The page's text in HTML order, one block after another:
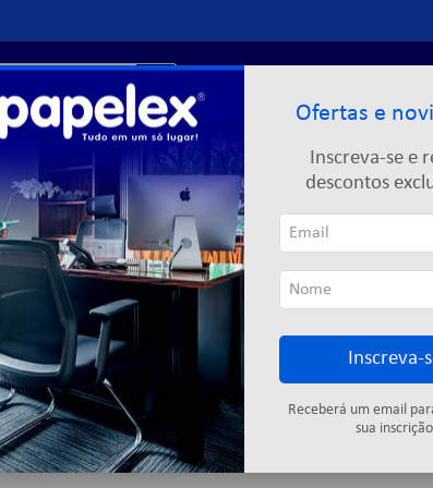
Limpeza Informática
Gel
2produtos
Ofertas e
Inscreva-se e
descontos
Inscreva-
Receberá um email
sua inscrição